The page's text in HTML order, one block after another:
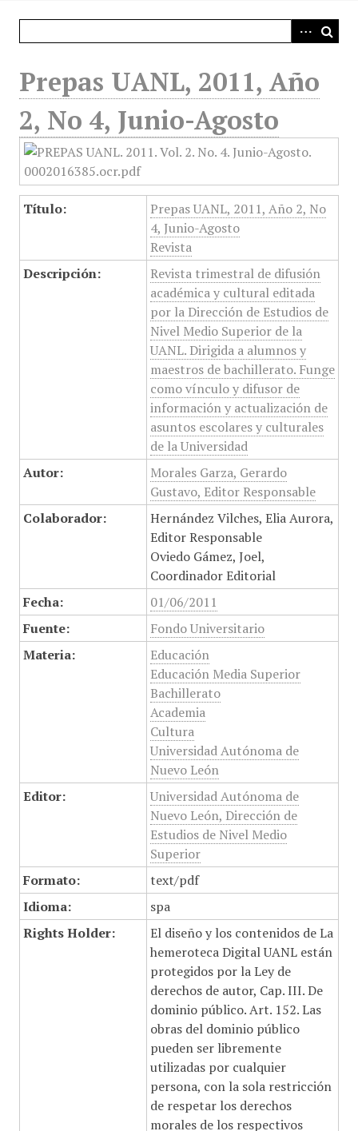
Prepas UANL, 2011, Año
2, No 4, Junio-Agosto
Título:
Prepas UANL, 2011, Año 2, No
4, Junio-Agosto
Revista
Descripción:
Revista trimestral de difusión
académica y cultural editada
por la Dirección de Estudios de
Nivel Medio Superior de la
UANL. Dirigida a alumnos y
maestros de bachillerato. Funge
como vínculo y difusor de
información y actualización de
asuntos escolares y culturales
de la Universidad
Autor:
Morales Garza, Gerardo
Gustavo, Editor Responsable
Colaborador:
Hernández Vilches, Elia Aurora,
Editor Responsable
Oviedo Gámez, Joel,
Coordinador Editorial
Fecha:
01/06/2011
Fuente:
Fondo Universitario
Materia:
Educación
Educación Media Superior
Bachillerato
Academia
Cultura
Universidad Autónoma de
Nuevo León
Editor:
Universidad Autónoma de
Nuevo León, Dirección de
Estudios de Nivel Medio
Superior
Formato:
text/pdf
Idioma:
spa
Rights Holder:
El diseño y los contenidos de La
hemeroteca Digital UANL están
protegidos por la Ley de
derechos de autor, Cap. III. De
dominio público. Art. 152. Las
obras del dominio público
pueden ser libremente
utilizadas por cualquier
persona, con la sola restricción
de respetar los derechos
morales de los respectivos